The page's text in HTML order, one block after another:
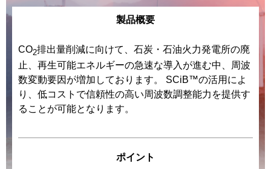
製品概要
CO2排出量削減に向けて、石炭・石油火力発電所の廃
止、再生可能エネルギーの急速な導入が進む中、周波
数変動要因が増加しております。 SCiB™の活用によ
り、低コストで信頼性の高い周波数調整能力を提供す
ることが可能となります。
ポイント